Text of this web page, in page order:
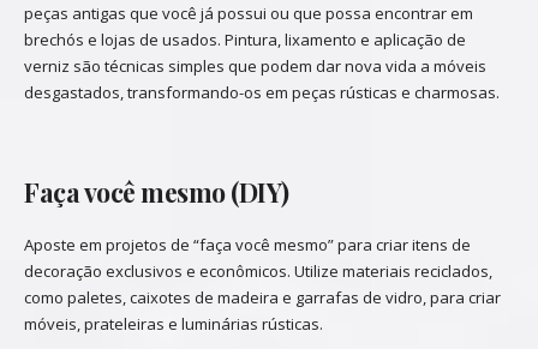
peças antigas que você já possui ou que possa encontrar em
brechós e lojas de usados. Pintura, lixamento e aplicação de
verniz são técnicas simples que podem dar nova vida a móveis
desgastados, transformando-os em peças rústicas e charmosas.
Faça você mesmo (DIY)
Aposte em projetos de “faça você mesmo” para criar itens de
decoração exclusivos e econômicos. Utilize materiais reciclados,
como paletes, caixotes de madeira e garrafas de vidro, para criar
móveis, prateleiras e luminárias rústicas.